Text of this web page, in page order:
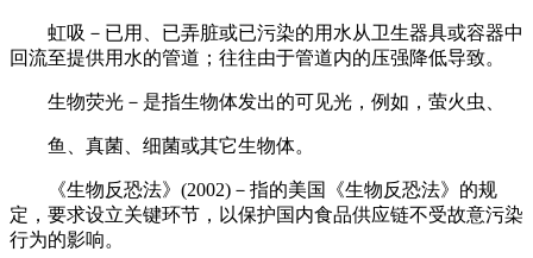
虹吸－已用、已弄脏或已污染的用水从卫生器具或容器中
回流至提供用水的管道；往往由于管道内的压强降低导致。
生物荧光－是指生物体发出的可见光，例如，萤火虫、
鱼、真菌、细菌或其它生物体。
《生物反恐法》(2002)－指的美国《生物反恐法》的规
定，要求设立关键环节，以保护国内食品供应链不受故意污染
行为的影响。